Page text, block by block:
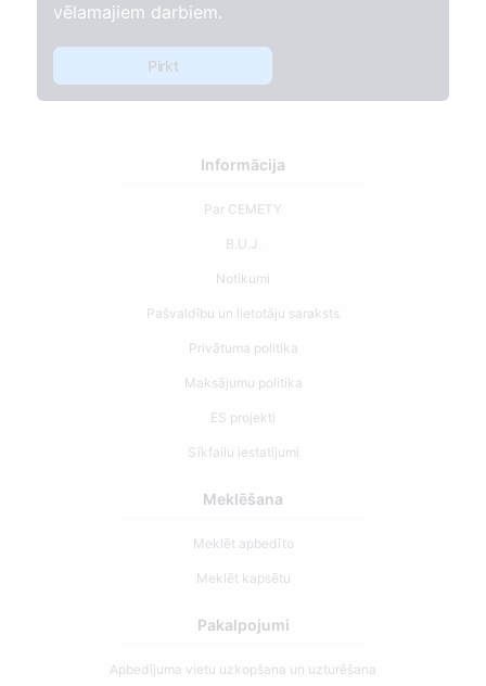
vēlamajiem darbiem.
Pirkt
Informācija
Par CEMETY
B.U.J.
Notikumi
Pašvaldību un lietotāju saraksts
Privātuma politika
Maksājumu politika
ES projekti
Sīkfailu iestatījumi
Meklēšana
Meklēt apbedīto
Meklēt kapsētu
Pakalpojumi
Apbedījuma vietu uzkopšana un uzturēšana